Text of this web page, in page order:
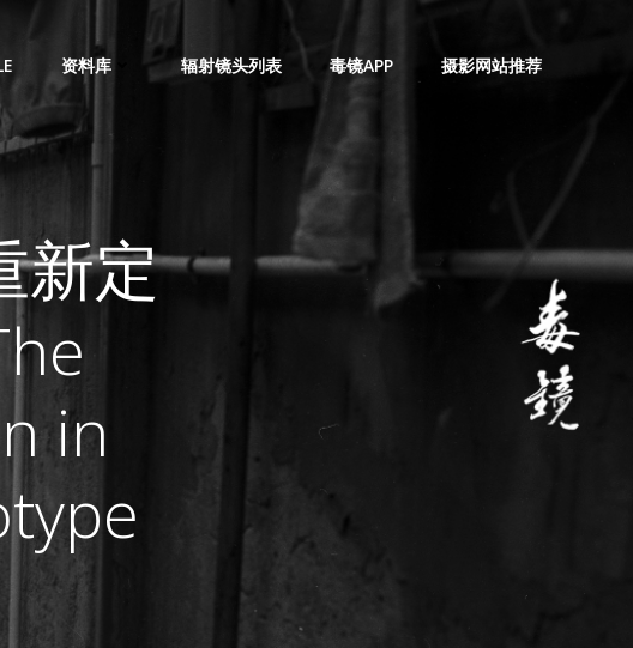
资料库 辐射镜头列表 毒镜APP 摄影网站推荐
新定
in